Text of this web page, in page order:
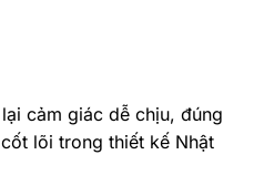
cảm giác dễ chịu, đúng
lõi trong thiết kế Nhật